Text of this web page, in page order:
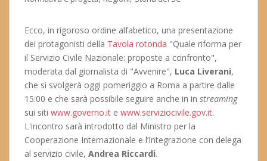
Ecco, in rigoroso ordine alfabetico, una presentazione
dei protagonisti della Tavola rotonda "Quale riforma per
il Servizio Civile Nazionale: proposte a confronto",
moderata dal giornalista di "Avvenire", Luca Liverani,
che si svolgerà oggi pomeriggio a Roma a partire dalle
15:00 e che sarà possibile seguire anche in in streaming
sui siti www.governo.it e www.serviziocivile.gov.it.
L'incontro sarà introdotto dal Ministro per la
Cooperazione Internazionale e l’Integrazione con delega
al servizio civile, Andrea Riccardi.